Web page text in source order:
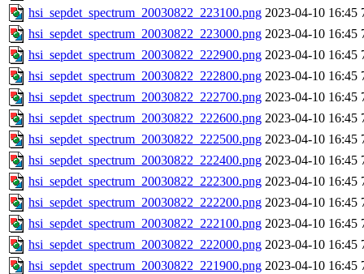
hsi_sepdet_spectrum_20030822_223100.png 2023-04-10 16:45
hsi_sepdet_spectrum_20030822_223000.png 2023-04-10 16:45
hsi_sepdet_spectrum_20030822_222900.png 2023-04-10 16:45
hsi_sepdet_spectrum_20030822_222800.png 2023-04-10 16:45
hsi_sepdet_spectrum_20030822_222700.png 2023-04-10 16:45
hsi_sepdet_spectrum_20030822_222600.png 2023-04-10 16:45
hsi_sepdet_spectrum_20030822_222500.png 2023-04-10 16:45
hsi_sepdet_spectrum_20030822_222400.png 2023-04-10 16:45
hsi_sepdet_spectrum_20030822_222300.png 2023-04-10 16:45
hsi_sepdet_spectrum_20030822_222200.png 2023-04-10 16:45
hsi_sepdet_spectrum_20030822_222100.png 2023-04-10 16:45
hsi_sepdet_spectrum_20030822_222000.png 2023-04-10 16:45
hsi_sepdet_spectrum_20030822_221900.png 2023-04-10 16:45